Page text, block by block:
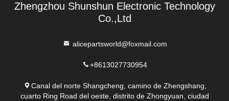
Zhengzhou Shunshun Electronic Technology
Co.,Ltd
alicepartsworld@foxmail.com
+8613027730954
Canal del norte Shangcheng, camino de Zhengshang,
cuarto Ring Road del oeste, distrito de Zhongyuan, ciudad